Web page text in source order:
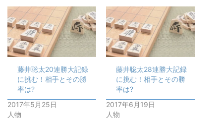
で
共
有
(
新
し
い
ウ
ィ
ド
ウ
で
開
き
ま
す
に
は
ク
リ
ッ
ク
し
て
く
さ
い
(
い
ウ
藤井聡太20連勝大記録
に挑む！相手とその勝
率は?
2017年5月25日
人物
藤井聡太28連勝大記録
に挑む！相手とその勝
率は?
2017年6月19日
人物